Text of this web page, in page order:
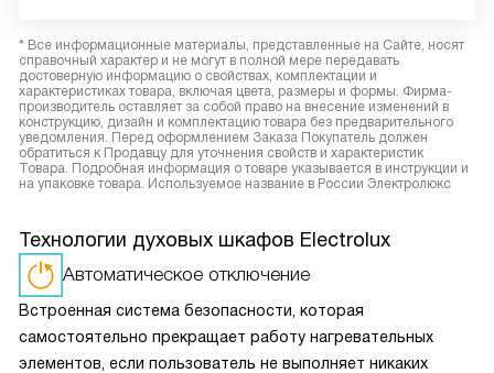
* Все информационные материалы, представленные на Сайте, носят
справочный характер и не могут в полной мере передавать
достоверную информацию о свойствах, комплектации и
характеристиках товара, включая цвета, размеры и формы. Фирма-
производитель оставляет за собой право на внесение изменений в
конструкцию, дизайн и комплектацию товара без предварительного
уведомления. Перед оформлением Заказа Покупатель должен
обратиться к Продавцу для уточнения свойств и характеристик
Товара. Подробная информация о товаре указывается в инструкции и
на упаковке товара. Используемое название в России Электролюкс
Технологии духовых шкафов Electrolux
Автоматическое отключение
Встроенная система безопасности, которая
самостоятельно прекращает работу нагревательных
элементов, если пользователь не выполняет никаких